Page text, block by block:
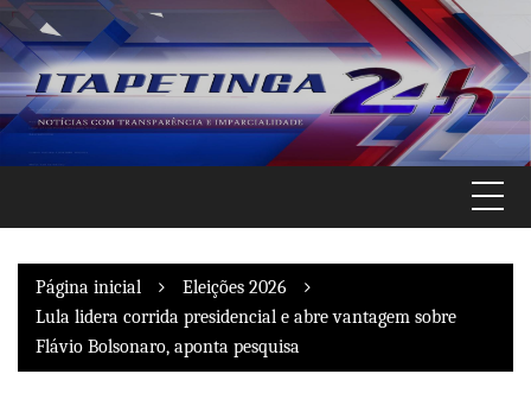
Pular
para
o
conteúdo
Página inicial
Eleições 2026
Lula lidera corrida presidencial e abre vantagem sobre
Flávio Bolsonaro, aponta pesquisa